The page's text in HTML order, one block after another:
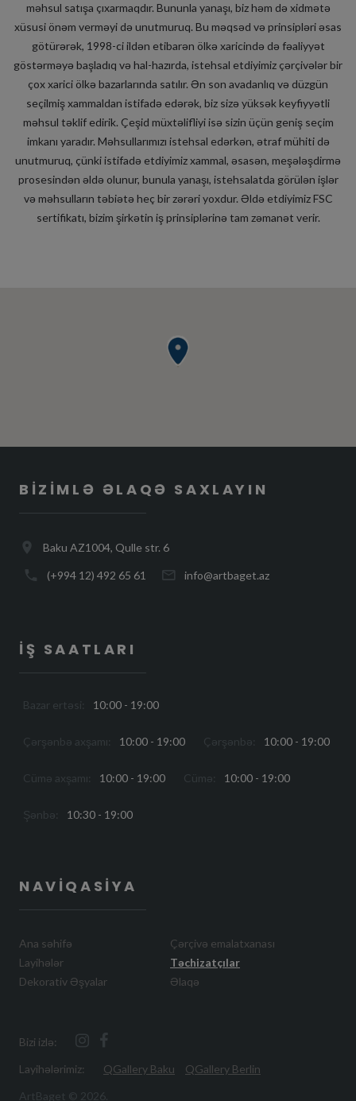
məhsul satışa çıxarmaqdır. Bununla yanaşı, biz həm də xidmətə
xüsusi önəm verməyi də unutmuruq. Bu məqsəd və prinsipləri əsas
götürərək, 1998-ci ildən etibarən ölkə xaricində də fəaliyyət
göstərməyə başladıq və hal-hazırda, istehsal etdiyimiz çərçivələr bir
çox xarici ölkə bazarlarında satılır. Ən son avadanlıq və düzgün
seçilmiş xammaldan istifadə edərək, biz sizə yüksək keyfiyyətli
məhsul təklif edirik. Çeşid müxtəlifliyi isə sizin üçün geniş seçim
imkanı yaradır. Məhsullarımızı istehsal edərkən, ətraf mühiti də
unutmuruq, çünki istifadə etdiyimiz xammal, əsasən, meşələşdirmə
prosesindən əldə olunur, bunula yanaşı, istehsalatda görülən işlər
və məhsulların təbiətə heç bir zərəri yoxdur. Əldə etdiyimiz FSC
sertifikatı, bizim şirkətin iş prinsiplərinə tam zəmanət verir.
BIZIMLƏ ƏLAQƏ SAXLAYIN
Baku AZ1004, Qulle str. 6
(+994 12) 492 65 61 info@artbaget.az
İŞ SAATLARI
Bazar ertəsi: 10:00 - 19:00
Çərşənbə axşamı: 10:00 - 19:00 Çərşənbə: 10:00 - 19:00
Cümə axşamı: 10:00 - 19:00 Cümə: 10:00 - 19:00
Şənbə: 10:30 - 19:00
NAVIQASIYA
Ana səhifə
Layihələr
Dekorativ Əşyalar
Çərçivə emalatxanası
Təchizatçılar
Əlaqə
Bizi izlə:
Layihələrimiz:
QGallery Baku
QGallery Berlin
ArtBaget © 2026